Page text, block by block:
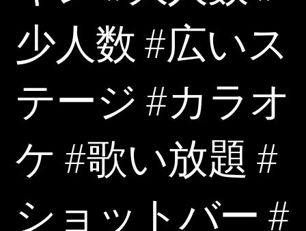
少人数 #広いス
テージ #カラオ
ケ #歌い放題 #
ショットバー #